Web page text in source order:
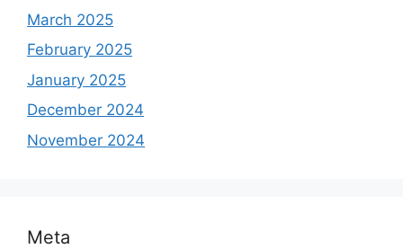
March 2025
February 2025
January 2025
December 2024
November 2024
Meta